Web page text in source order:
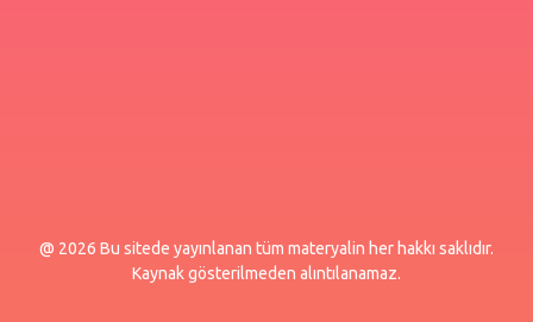
@ 2026 Bu sitede yayınlanan tüm materyalin her hakkı saklıdır.
Kaynak gösterilmeden alıntılanamaz.